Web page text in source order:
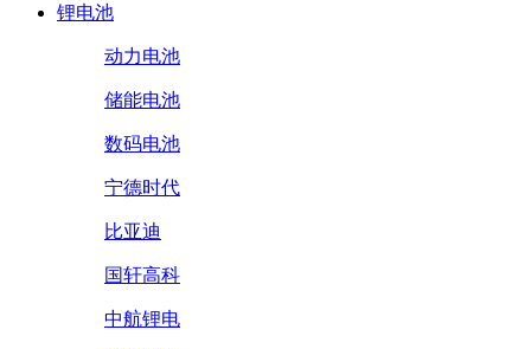
锂电池
动力电池
储能电池
数码电池
宁德时代
比亚迪
国轩高科
中航锂电